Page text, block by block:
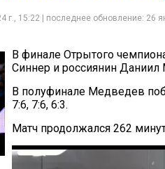
г., 15:22 | последнее обновление: 26
В финале Отрытого
Синнер и россиянин
В полуфинале Медведев
7:6, 7:6, 6:3.
Матч продолжался 262